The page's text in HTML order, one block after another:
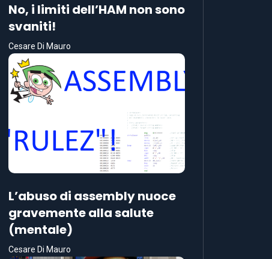
No, i limiti dell’HAM non sono
svaniti!
Cesare Di Mauro
L’abuso di assembly nuoce
gravemente alla salute
(mentale)
Cesare Di Mauro